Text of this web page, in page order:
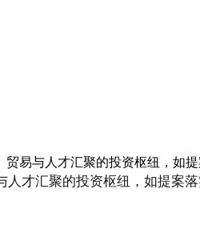
易与人才汇聚的投资枢纽，如
才汇聚的投资枢纽，如提案落